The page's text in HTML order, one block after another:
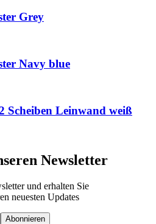
Grey
Navy blue
Scheiben Leinwand weiß
Newsletter
und erhalten Sie
neuesten Updates
Abonnieren